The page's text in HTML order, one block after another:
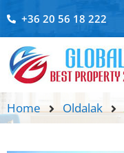
+36 20 56 18 222
Home Oldalak